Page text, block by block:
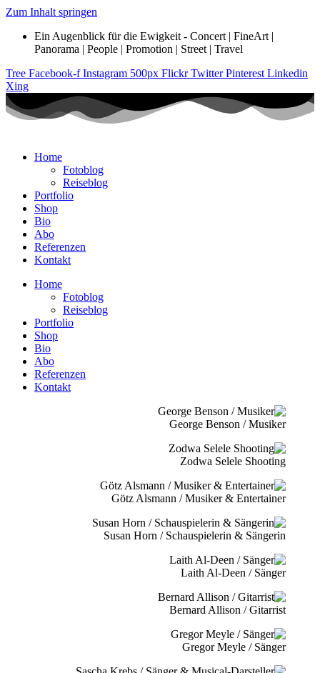
Zum Inhalt springen
Ein Augenblick für die Ewigkeit - Concert | FineArt |
Panorama | People | Promotion | Street | Travel
Tree Facebook-f Instagram 500px Flickr Twitter Pinterest Linkedin
Xing
Home
Fotoblog
Reiseblog
Portfolio
Shop
Bio
Abo
Referenzen
Kontakt
Home
Fotoblog
Reiseblog
Portfolio
Shop
Bio
Abo
Referenzen
Kontakt
George Benson / Musiker
Zodwa Selele Shooting
Götz Alsmann / Musiker & Entertainer
Susan Horn / Schauspielerin & Sängerin
Laith Al-Deen / Sänger
Bernard Allison / Gitarrist
Gregor Meyle / Sänger